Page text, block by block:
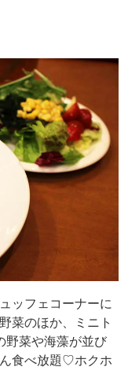
ッフェコーナーに
菜のほか、ミニト
野菜や海藻が並び
食べ放題♡ホクホ